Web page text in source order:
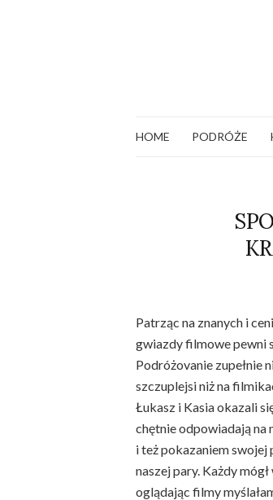
HOME PODRÓŻE
Patrząc na znanych i
gwiazdy filmowe pewni
Podróżovanie zupełnie
szczuplejsi niż na
Łukasz i Kasia okazali
chętnie odpowiadają na
i też pokazaniem
naszej pary. Każdy
oglądając filmy